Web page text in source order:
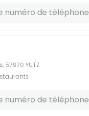
numéro de téléphone
57970 YUTZ
numéro de téléphone